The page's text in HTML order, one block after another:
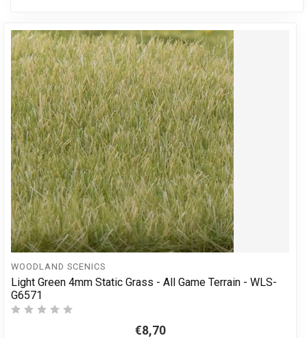
WOODLAND SCENICS
Light Green 4mm Static Grass - All Game Terrain - WLS-
G6571
€8,70